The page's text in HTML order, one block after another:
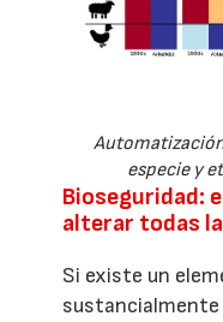
especie y
Bioseguridad:
alterar todas
Si existe un
sustancialmente